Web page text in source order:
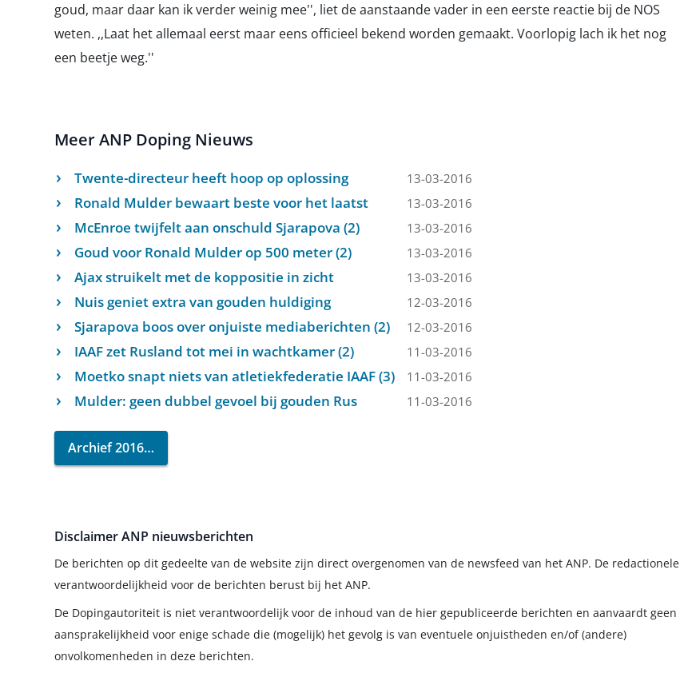
goud, maar daar kan ik verder weinig mee'', liet de aanstaande vader in een eerste reactie bij de NOS
weten. ,,Laat het allemaal eerst maar eens officieel bekend worden gemaakt. Voorlopig lach ik het nog
een beetje weg.''
Meer ANP Doping Nieuws
Twente-directeur heeft hoop op oplossing 13-03-2016
Ronald Mulder bewaart beste voor het laatst 13-03-2016
McEnroe twijfelt aan onschuld Sjarapova (2) 13-03-2016
Goud voor Ronald Mulder op 500 meter (2) 13-03-2016
Ajax struikelt met de koppositie in zicht 13-03-2016
Nuis geniet extra van gouden huldiging 12-03-2016
Sjarapova boos over onjuiste mediaberichten (2) 12-03-2016
IAAF zet Rusland tot mei in wachtkamer (2) 11-03-2016
Moetko snapt niets van atletiekfederatie IAAF (3) 11-03-2016
Mulder: geen dubbel gevoel bij gouden Rus 11-03-2016
Archief 2016
Disclaimer ANP nieuwsberichten
De berichten op dit gedeelte van de website zijn direct overgenomen van de newsfeed van het ANP. De redactionele
verantwoordelijkheid voor de berichten berust bij het ANP.
De Dopingautoriteit is niet verantwoordelijk voor de inhoud van de hier gepubliceerde berichten en aanvaardt geen
aansprakelijkheid voor enige schade die (mogelijk) het gevolg is van eventuele onjuistheden en/of (andere)
onvolkomenheden in deze berichten.